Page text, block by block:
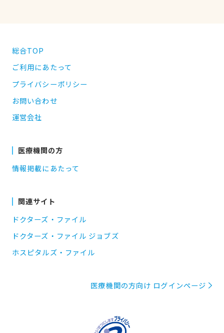
総合TOP
ご利用にあたって
プライバシーポリシー
お問い合わせ
運営会社
医療機関の方
情報掲載にあたって
関連サイト
ドクターズ・ファイル
ドクターズ・ファイル ジョブズ
ホスピタルズ・ファイル
医療機関の方向け ログインページ